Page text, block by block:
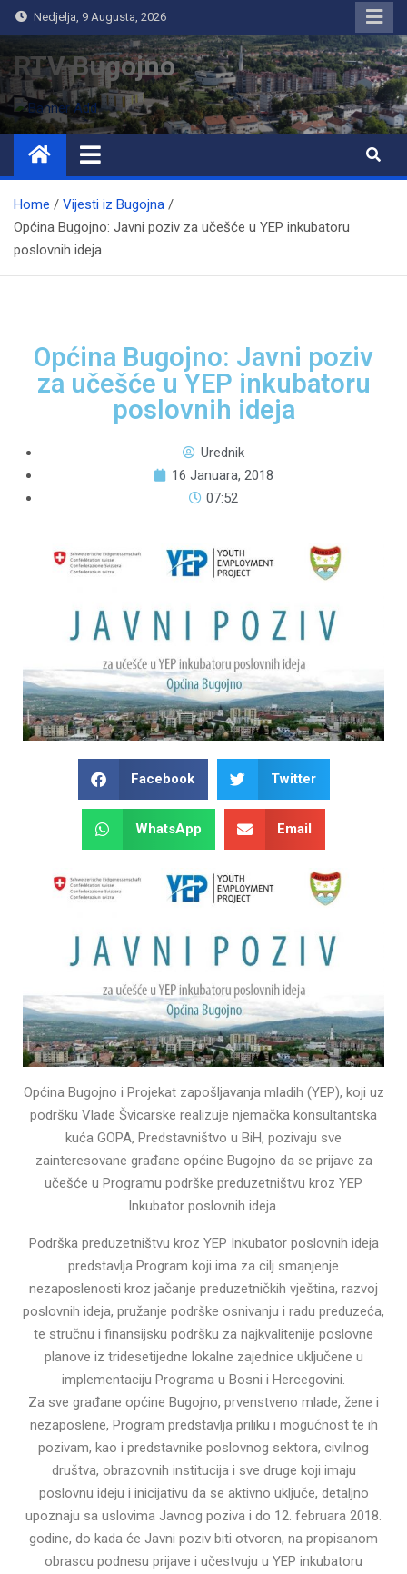
Nedjelja, 9 Augusta, 2026
RTV Bugojno
Home
Vijesti iz Bugojna
Općina Bugojno: Javni poziv za učešće u YEP inkubatoru
poslovnih ideja
Općina Bugojno: Javni poziv
za učešće u YEP inkubatoru
poslovnih ideja
Urednik
16 Januara, 2018
07:52
Facebook Twitter
WhatsApp Email
Općina Bugojno i Projekat zapošljavanja mladih (YEP), koji uz
podršku Vlade Švicarske realizuje njemačka konsultantska
kuća GOPA, Predstavništvo u BiH, pozivaju sve
zainteresovane građane općine Bugojno da se prijave za
učešće u Programu podrške preduzetništvu kroz YEP
Inkubator poslovnih ideja.
Podrška preduzetništvu kroz YEP Inkubator poslovnih ideja
predstavlja Program koji ima za cilj smanjenje
nezaposlenosti kroz jačanje preduzetničkih vještina, razvoj
poslovnih ideja, pružanje podrške osnivanju i radu preduzeća,
te stručnu i finansijsku podršku za najkvalitenije poslovne
planove iz tridesetijedne lokalne zajednice uključene u
implementaciju Programa u Bosni i Hercegovini.
Za sve građane općine Bugojno, prvenstveno mlade, žene i
nezaposlene, Program predstavlja priliku i mogućnost te ih
pozivam, kao i predstavnike poslovnog sektora, civilnog
društva, obrazovnih institucija i sve druge koji imaju
poslovnu ideju i inicijativu da se aktivno uključe, detaljno
upoznaju sa uslovima Javnog poziva i do 12. februara 2018.
godine, do kada će Javni poziv biti otvoren, na propisanom
obrascu podnesu prijave i učestvuju u YEP inkubatoru